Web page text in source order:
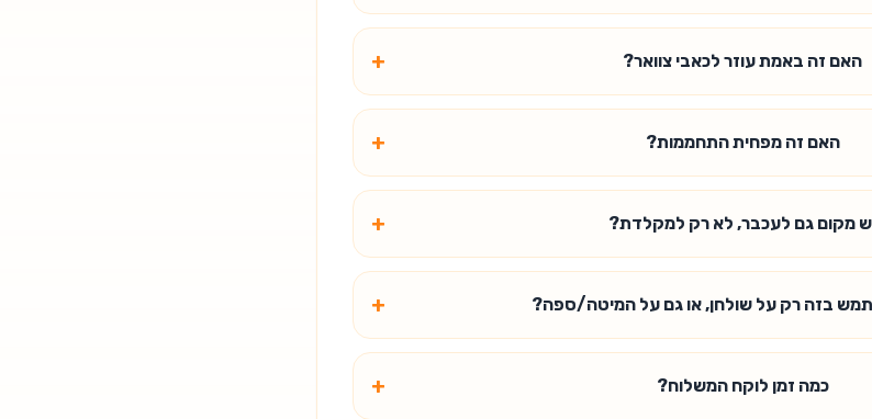
האם זה באמת עוזר לכאבי צוואר? +
האם זה מפחית התחממות? +
מקום גם לעכבר, לא רק למקלדת? +
בזה רק על שולחן, או גם על המיטה/ספה? +
כמה זמן לוקח המשלוח? +